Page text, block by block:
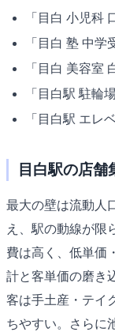
「目白 小児科
「目白 塾 中学
「目白 美容室
「目白駅 駐輪
「目白駅 エレ
目白駅の店舗
最大の壁は流動人
え、駅の動線が限
費は高く、低単価
計と客単価の磨き
客は手土産・テイ
ちやすい。さらに